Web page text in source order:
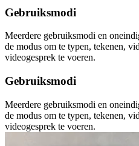
Gebruiksmodi
Meerdere gebruiksmodi en
de modus om te typen, tekenen,
videogesprek te voeren.
Gebruiksmodi
Meerdere gebruiksmodi en
de modus om te typen, tekenen,
videogesprek te voeren.